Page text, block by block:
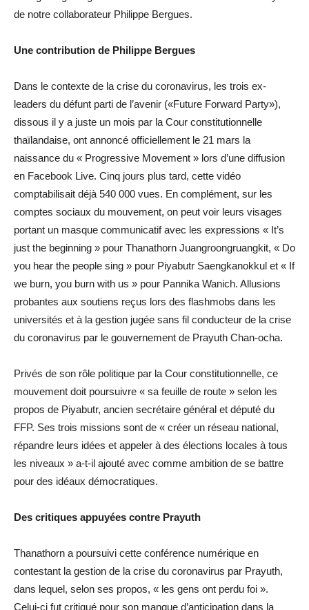
de notre collaborateur Philippe Bergues.
Une contribution de Philippe Bergues
Dans le contexte de la crise du coronavirus, les trois ex-
leaders du défunt parti de l’avenir («Future Forward Party»),
dissous il y a juste un mois par la Cour constitutionnelle
thaïlandaise, ont annoncé officiellement le 21 mars la
naissance du « Progressive Movement » lors d’une diffusion
en Facebook Live. Cinq jours plus tard, cette vidéo
comptabilisait déjà 540 000 vues. En complément, sur les
comptes sociaux du mouvement, on peut voir leurs visages
portant un masque communicatif avec les expressions « It’s
just the beginning » pour Thanathorn Juangroongruangkit, « Do
you hear the people sing » pour Piyabutr Saengkanokkul et « If
we burn, you burn with us » pour Pannika Wanich. Allusions
probantes aux soutiens reçus lors des flashmobs dans les
universités et à la gestion jugée sans fil conducteur de la crise
du coronavirus par le gouvernement de Prayuth Chan-ocha.
Privés de son rôle politique par la Cour constitutionnelle, ce
mouvement doit poursuivre « sa feuille de route » selon les
propos de Piyabutr, ancien secrétaire général et député du
FFP. Ses trois missions sont de « créer un réseau national,
répandre leurs idées et appeler à des élections locales à tous
les niveaux » a-t-il ajouté avec comme ambition de se battre
pour des idéaux démocratiques.
Des critiques appuyées contre Prayuth
Thanathorn a poursuivi cette conférence numérique en
contestant la gestion de la crise du coronavirus par Prayuth,
dans lequel, selon ses propos, « les gens ont perdu foi ».
Celui-ci fut critiqué pour son manque d’anticipation dans la